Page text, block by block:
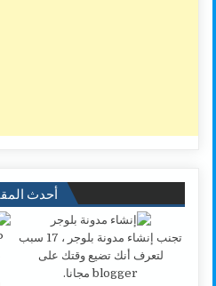
أحدث
تجنب إنشاء مدونة بلوجر ، 17 سبب
لتعرف أنك تضيع وقتك على
blogger مجانا.